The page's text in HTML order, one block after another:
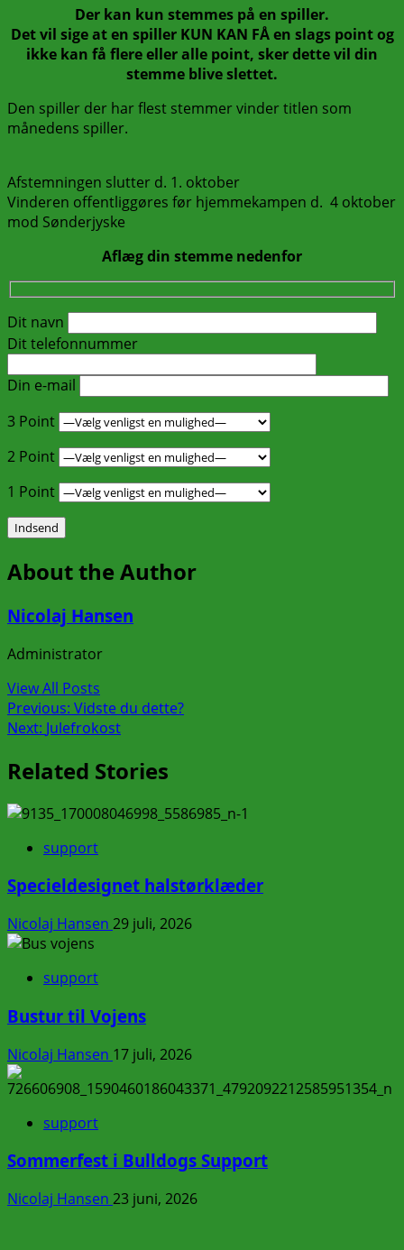
Der kan kun stemmes på en spiller.
Det vil sige at en spiller KUN KAN FÅ en slags point og
ikke kan få flere eller alle point, sker dette vil din
stemme blive slettet.
Den spiller der har flest stemmer vinder titlen som
månedens spiller.
Afstemningen slutter d. 1. oktober
Vinderen offentliggøres før hjemmekampen d. 4 oktober
mod Sønderjyske
Aflæg din stemme nedenfor
Dit navn
Dit telefonnummer
Din e-mail
3 Point
2 Point
1 Point
About the Author
Nicolaj Hansen
Administrator
View All Posts
Post
navigation
Previous: Vidste du dette?
Next: Julefrokost
Related Stories
support
Specieldesignet halstørklæder
Nicolaj Hansen 29 juli, 2026
support
Bustur til Vojens
Nicolaj Hansen 17 juli, 2026
support
Sommerfest i Bulldogs Support
Nicolaj Hansen 23 juni, 2026